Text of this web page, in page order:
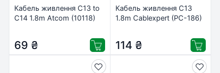
Кабель живлення C13 to
C14 1.8m Atcom (10118)
69 ₴
Кабель живлення C13
1.8m Cablexpert (PC-186)
114 ₴